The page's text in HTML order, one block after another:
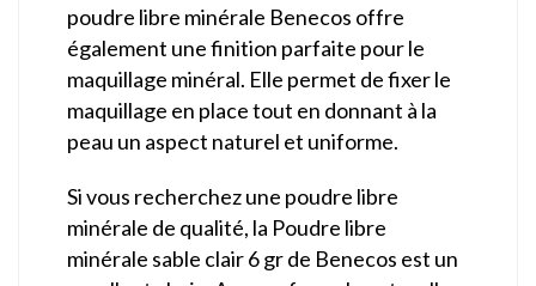
poudre libre minérale Benecos offre
également une finition parfaite pour le
maquillage minéral. Elle permet de fixer le
maquillage en place tout en donnant à la
peau un aspect naturel et uniforme.
Si vous recherchez une poudre libre
minérale de qualité, la Poudre libre
minérale sable clair 6 gr de Benecos est un